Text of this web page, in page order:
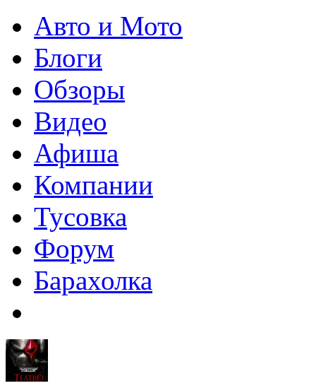
Авто и Мото
Блоги
Обзоры
Видео
Афиша
Компании
Тусовка
Форум
Барахолка